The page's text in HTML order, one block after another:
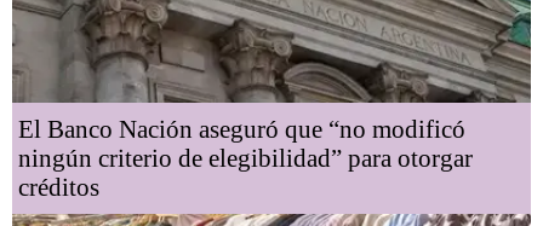
El Banco Nación aseguró que “no modificó
ningún criterio de elegibilidad” para otorgar
créditos